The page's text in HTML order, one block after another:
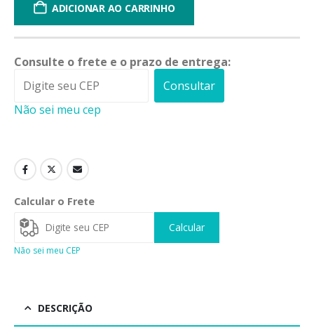
ADICIONAR AO CARRINHO
Consulte o frete e o prazo de entrega:
Consultar
Não sei meu cep
Calcular o Frete
Calcular
Não sei meu CEP
DESCRIÇÃO